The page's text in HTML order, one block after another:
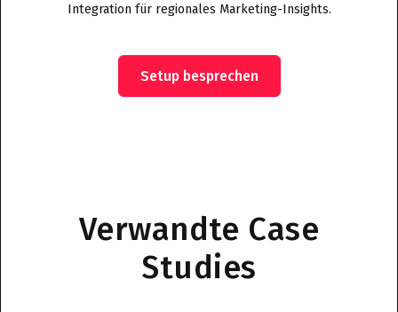
Integration für regionales Marketing-Insights.
Setup besprechen
Verwandte Case
Studies